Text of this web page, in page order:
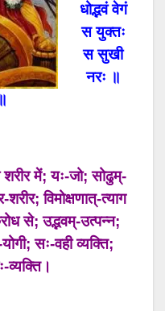
धोद्भवं वेगं
स युक्तः
स सुखी
नरः ॥
में; यः-जो; सोढुम्-
विमोक्षणात्-त्याग
से; उद्भवम्-उत्पन्न;
सः-वही व्यक्ति;